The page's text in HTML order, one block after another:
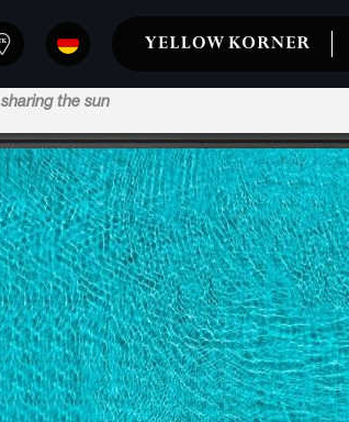
sharing the sun